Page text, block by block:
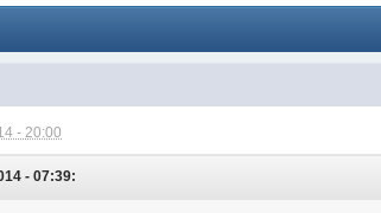
- 20:00
- 07:39: